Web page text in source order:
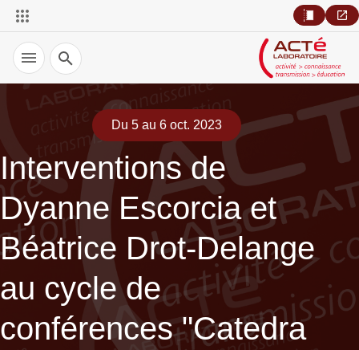
Recherche
Du 5 au 6 oct. 2023
Interventions de
Dyanne Escorcia et
Béatrice Drot-Delange
au cycle de
conférences "Catedra